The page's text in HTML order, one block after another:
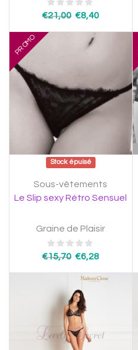
€21,00 €8,40
Stock épuisé
PROMO
Sous-vêtements
Le Slip sexy Rétro Sensuel
Graine de Plaisir
€15,70 €6,28